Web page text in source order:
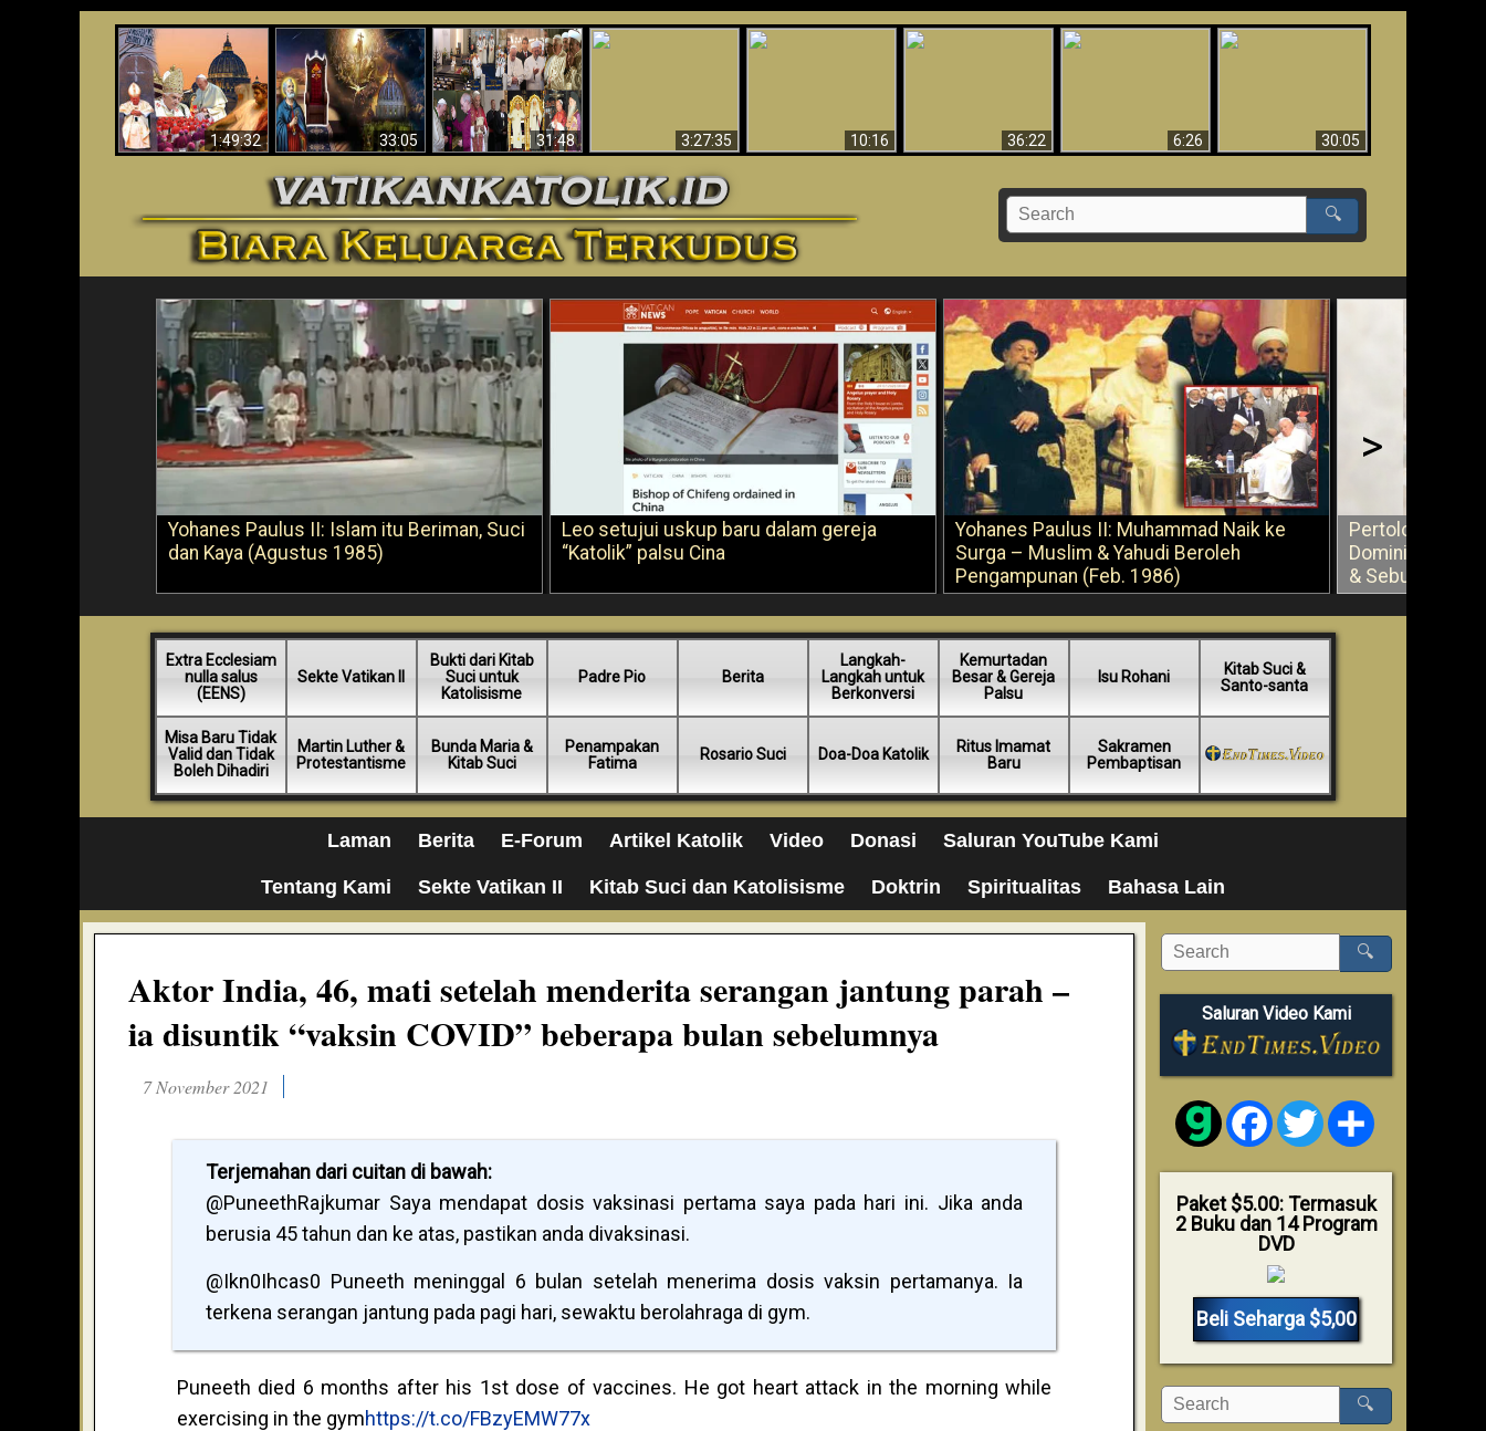
1:49:32
Wahyu di Vatikan
Sekarang
33:05
Apakah Alkitab
Memprediksikan 70
Tahun Tanpa
Seorang Paus?
31:48
Vatikan II Adalah
Agama Baru
3:27:35
Video (Edisi Final)
10:16
36:22
6:26
30:05
🔍
Yohanes Paulus II: Islam itu Beriman, Suci
dan Kaya (Agustus 1985)
Leo setujui uskup baru dalam gereja
“Katolik” palsu Cina
Yohanes Paulus II: Muhammad Naik ke
Surga – Muslim & Yahudi Beroleh
Pengampunan (Feb. 1986)
Pertolongan
Dominikus
& Sebuah Saran
>
Extra Ecclesiam
nulla salus
(EENS)
Sekte Vatikan II
Bukti dari Kitab
Suci untuk
Katolisisme
Padre Pio Berita
Langkah-
Langkah untuk
Berkonversi
Kemurtadan
Besar & Gereja
Palsu
Isu Rohani
Kitab Suci &
Santo-santa
Misa Baru Tidak
Valid dan Tidak
Boleh Dihadiri
Martin Luther &
Protestantisme
Bunda Maria &
Kitab Suci
Penampakan
Fatima
Rosario Suci Doa-Doa Katolik
Ritus Imamat
Baru
Sakramen
Pembaptisan
Laman Berita E-Forum Artikel Katolik Video Donasi Saluran YouTube Kami
Tentang Kami Sekte Vatikan II Kitab Suci dan Katolisisme Doktrin Spiritualitas Bahasa Lain
Aktor India, 46, mati setelah menderita serangan jantung parah –
ia disuntik “vaksin COVID” beberapa bulan sebelumnya
7 November 2021
Terjemahan dari cuitan di bawah:
@PuneethRajkumar Saya mendapat dosis vaksinasi pertama saya pada hari ini. Jika anda
berusia 45 tahun dan ke atas, pastikan anda divaksinasi.
@Ikn0Ihcas0 Puneeth meninggal 6 bulan setelah menerima dosis vaksin pertamanya. Ia
terkena serangan jantung pada pagi hari, sewaktu berolahraga di gym.
Puneeth died 6 months after his 1st dose of vaccines. He got heart attack in the morning while
exercising in the gymhttps://t.co/FBzyEMW77x
🔍
Saluran Video Kami
FacebookTwitter
Paket $5.00: Termasuk
2 Buku dan 14 Program
DVD
Beli Seharga $5,00
🔍